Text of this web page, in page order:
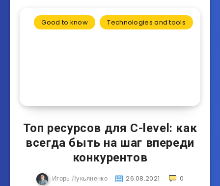
Good to know Technologies and tools
Топ ресурсов для C-level: как
всегда быть на шаг впереди
конкурентов
Игорь Лукьяненко 26.08.2021
0